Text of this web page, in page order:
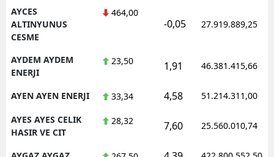
AYCES
ALTINYUNUS
CESME
464,00
-0,05 27.919.889,25
AYDEM AYDEM
ENERJI
23,50 1,91 46.381.415,66
AYEN AYEN ENERJI 33,34 4,58 51.214.311,00
AYES AYES CELIK
HASIR VE CIT
28,32 7,60 25.560.010,74